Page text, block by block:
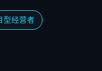
型经营者